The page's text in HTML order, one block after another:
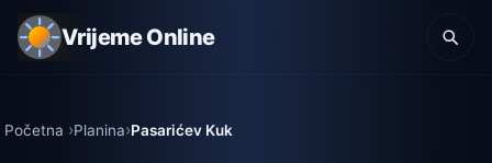
Vrijeme Online
Početna Planina Pasarićev Kuk